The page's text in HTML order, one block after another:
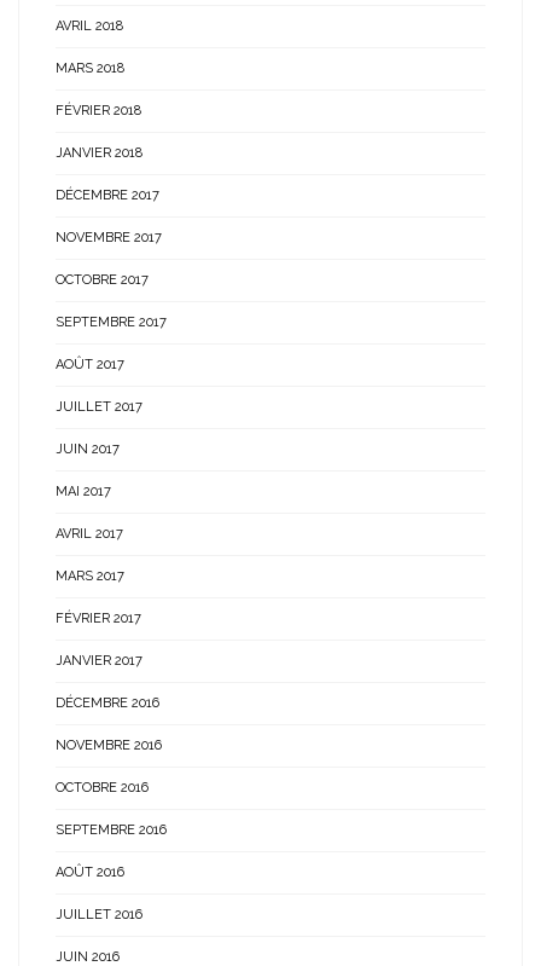
AVRIL 2018
MARS 2018
FÉVRIER 2018
JANVIER 2018
DÉCEMBRE 2017
NOVEMBRE 2017
OCTOBRE 2017
SEPTEMBRE 2017
AOÛT 2017
JUILLET 2017
JUIN 2017
MAI 2017
AVRIL 2017
MARS 2017
FÉVRIER 2017
JANVIER 2017
DÉCEMBRE 2016
NOVEMBRE 2016
OCTOBRE 2016
SEPTEMBRE 2016
AOÛT 2016
JUILLET 2016
JUIN 2016